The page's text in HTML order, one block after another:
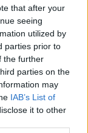
that after your
seeing
utilized by
parties prior to
the further
parties on the
may
IAB’s List of
it to other